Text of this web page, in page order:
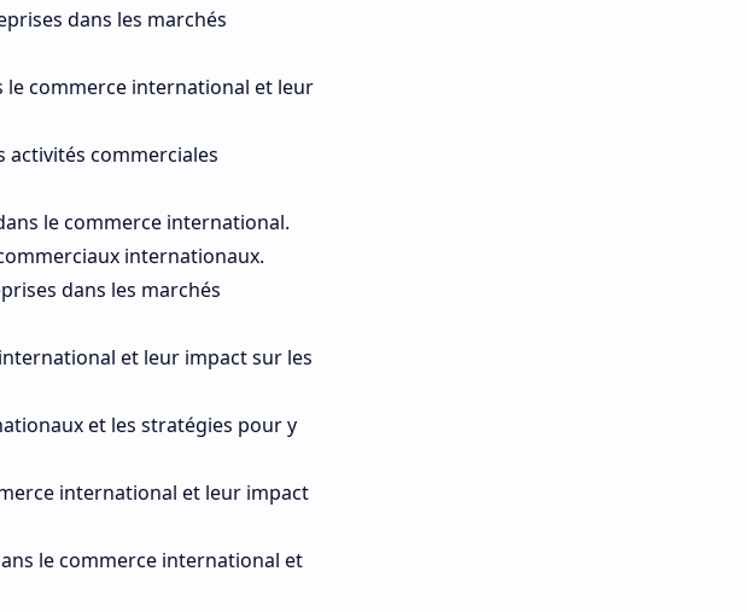
dans les marchés
le commerce international et leur
activités commerciales
le commerce international.
internationaux.
dans les marchés
et leur impact sur les
et les stratégies pour y
international et leur impact
le commerce international et